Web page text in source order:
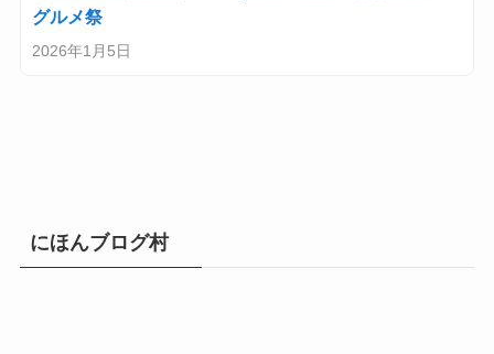
グルメ祭
2026年1月5日
にほんブログ村